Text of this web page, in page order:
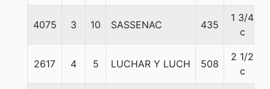
4075 3 10 SASSENAC 435
1 3/4
c
2617 4 5 LUCHAR Y LUCH 508
2 1/2
c